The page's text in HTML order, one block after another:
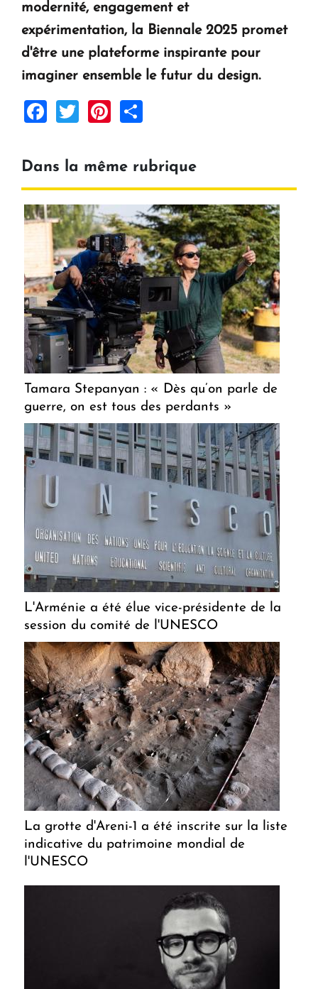
modernité, engagement et
expérimentation, la Biennale 2025 promet
d'être une plateforme inspirante pour
imaginer ensemble le futur du design.
Facebook
TwitterPinterest
Dans la même rubrique
Tamara Stepanyan : « Dès qu’on parle de
guerre, on est tous des perdants »
L'Arménie a été élue vice-présidente de la
session du comité de l'UNESCO
La grotte d'Areni-1 a été inscrite sur la liste
indicative du patrimoine mondial de
l'UNESCO